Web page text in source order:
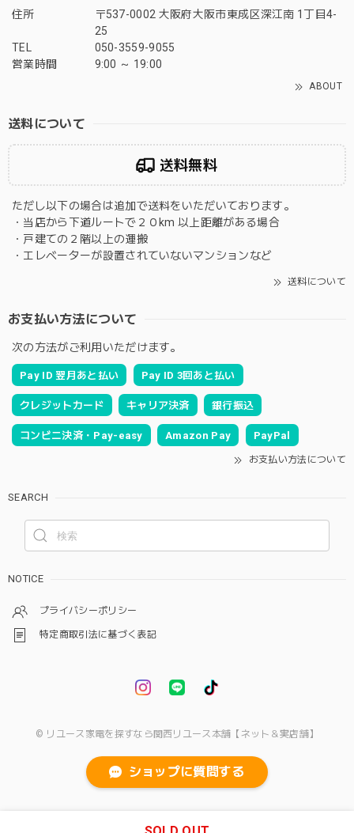
住所
〒537-0002 大阪府大阪市東成区深江南 1丁目4-
25
TEL
050-3559-9055
営業時間
9:00 ～ 19:00
ABOUT
送料について
送料無料
ただし以下の場合は追加で送料をいただいております。
・当店から下道ルートで２０km 以上距離がある場合
・戸建ての２階以上の運搬
・エレベーターが設置されていないマンションなど
送料について
お支払い方法について
次の方法がご利用いただけます。
Pay ID 翌月あと払い Pay ID 3回あと払い
クレジットカード キャリア決済 銀行振込
コンビニ決済・Pay-easy Amazon Pay PayPal
お支払い方法について
SEARCH
NOTICE
プライバシーポリシー
特定商取引法に基づく表記
© リユース家電を探すなら関西リユース本舗【ネット＆実店舗】
ショップに質問する